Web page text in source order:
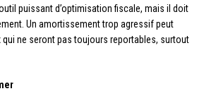
puissant d’optimisation fiscale, mais il doit
Un amortissement trop agressif peut
ne seront pas toujours reportables, surtout